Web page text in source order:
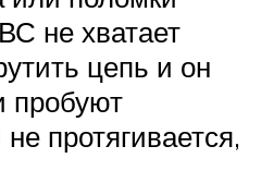
не хватает
цепь и он
пробуют
протягивается,